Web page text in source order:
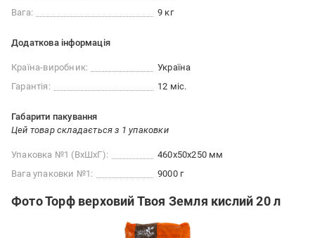
Вага:
9 кг
Додаткова інформація
Країна-виробник:
Україна
Гарантія:
12 міс.
Габарити пакування
Цей товар складається з 1 упаковки
Упаковка №1 (ВхШхГ):
460x50x250 мм
Вага упаковки №1:
9000 г
Фото Торф верховий Твоя Земля кислий 20 л